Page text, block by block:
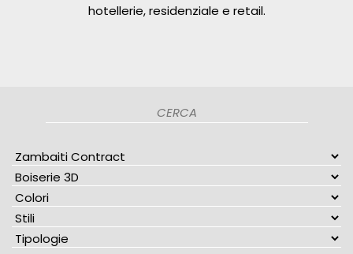
hotellerie, residenziale e retail.